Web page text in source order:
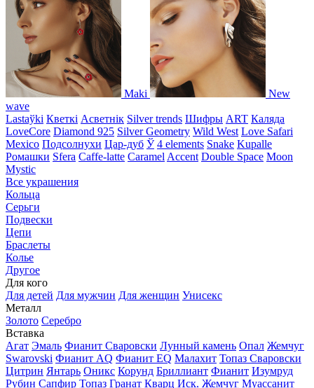
Maki
New
wave
Lastaўki Кветкі Асветнiк Silver trends Шифры ART Каляда
LoveCore Diamond 925 Silver Geometry Wild West Love Safari
Mexico Подсолнухи Цар-дуб Ў 4 elements Snake Kupalle
Ромашки Sfera Caffe-latte Caramel Accent Double Space Moon
Mystic
Все украшения
Кольца
Серьги
Подвески
Цепи
Браслеты
Колье
Другое
Для кого
Для детей Для мужчин Для женщин Унисекс
Металл
Золото Серебро
Вставка
Агат Эмаль Фианит Сваровски Лунный камень Опал Жемчуг
Swarovski Фианит AQ Фианит EQ Малахит Топаз Сваровски
Цитрин Янтарь Оникс Корунд Бриллиант Фианит Изумруд
Рубин Сапфир Топаз Гранат Кварц Иск. Жемчуг Муассанит